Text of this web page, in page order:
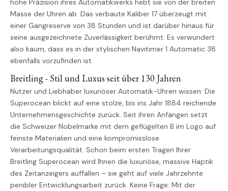
hohe Präzision ihres Automatikwerks hebt sie von der breiten
Masse der Uhren ab. Das verbaute Kaliber 17 überzeugt mit
einer Gangreserve von 38 Stunden und ist darüber hinaus für
seine ausgezeichnete Zuverlässigkeit berühmt. Es verwundert
also kaum, dass es in der stylischen Navitimer 1 Automatic 38
ebenfalls vorzufinden ist.
Breitling - Stil und Luxus seit über 130 Jahren
Nutzer und Liebhaber luxuriöser Automatik-Uhren wissen: Die
Superocean blickt auf eine stolze, bis ins Jahr 1884 reichende
Unternehmensgeschichte zurück. Seit ihren Anfängen setzt
die Schweizer Nobelmarke mit dem geflügelten B im Logo auf
feinste Materialien und eine kompromisslose
Verarbeitungsqualität. Schon beim ersten Tragen Ihrer
Breitling Superocean wird Ihnen die luxuriöse, massive Haptik
des Zeitanzeigers auffallen – sie geht auf viele Jahrzehnte
penibler Entwicklungsarbeit zurück. Keine Frage: Mit der